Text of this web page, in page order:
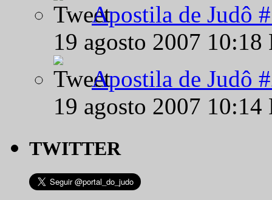
Apostila de Judô
19 agosto 2007
Apostila de Judô
19 agosto 2007
TWITTER